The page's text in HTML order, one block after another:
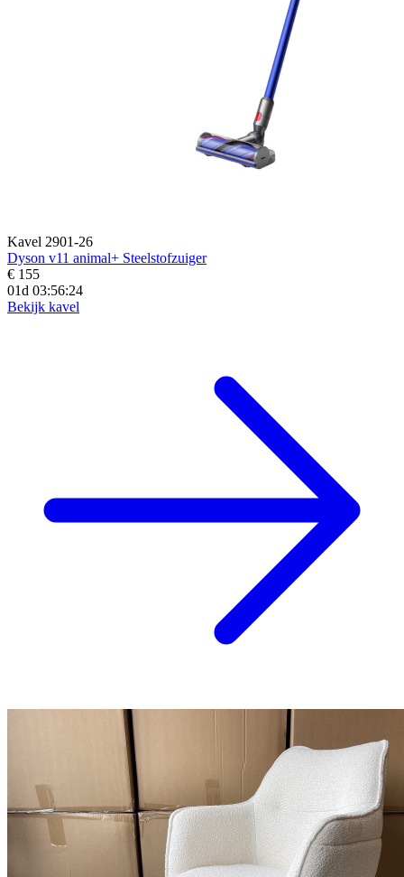
Kavel 2901-26
Dyson v11 animal+ Steelstofzuiger
€ 155
01d 03:56:23
Bekijk kavel